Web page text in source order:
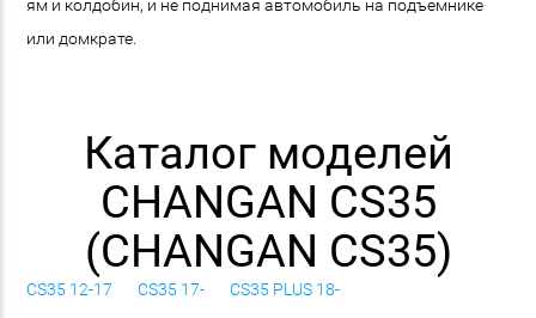
ям и колдобин, и не поднимая автомобиль на подъемнике
или домкрате.
Каталог моделей
CHANGAN CS35
(CHANGAN CS35)
CS35 12-17 CS35 17- CS35 PLUS 18-